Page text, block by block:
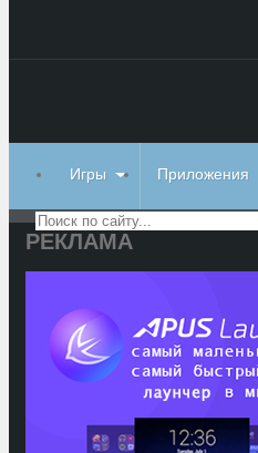
Игры Приложения
РЕКЛАМА